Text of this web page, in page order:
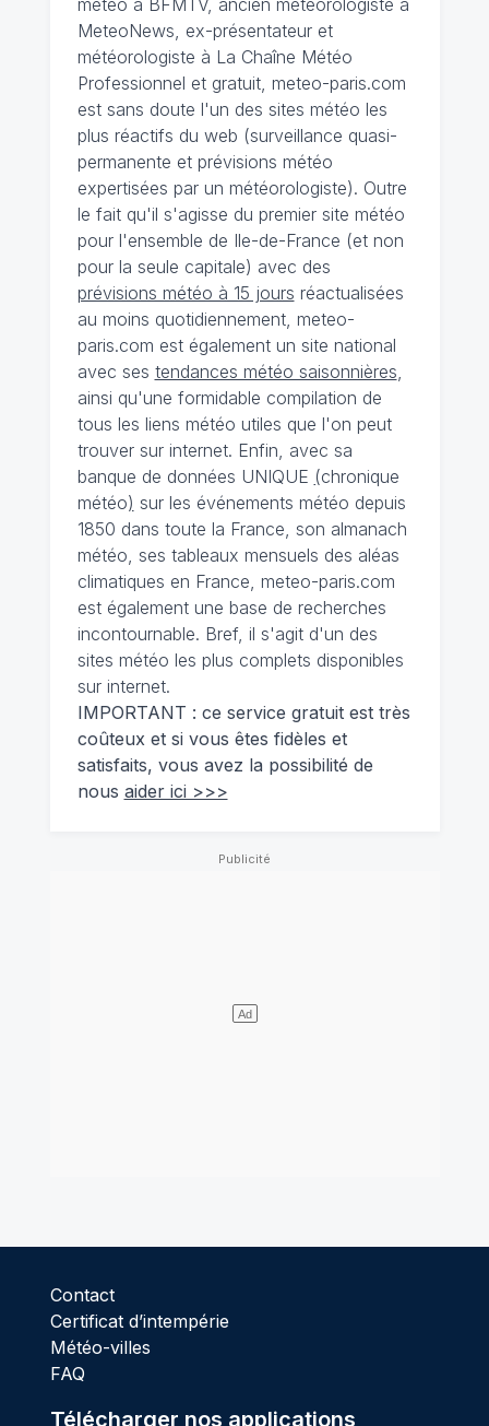
météo à BFMTV, ancien météorologiste à
MeteoNews, ex-présentateur et
météorologiste à La Chaîne Météo
Professionnel et gratuit, meteo-paris.com
est sans doute l'un des sites météo les
plus réactifs du web (surveillance quasi-
permanente et prévisions météo
expertisées par un météorologiste). Outre
le fait qu'il s'agisse du premier site météo
pour l'ensemble de Ile-de-France (et non
pour la seule capitale) avec des
prévisions météo à 15 jours réactualisées
au moins quotidiennement, meteo-
paris.com est également un site national
avec ses tendances météo saisonnières,
ainsi qu'une formidable compilation de
tous les liens météo utiles que l'on peut
trouver sur internet. Enfin, avec sa
banque de données UNIQUE (chronique
météo) sur les événements météo depuis
1850 dans toute la France, son almanach
météo, ses tableaux mensuels des aléas
climatiques en France, meteo-paris.com
est également une base de recherches
incontournable. Bref, il s'agit d'un des
sites météo les plus complets disponibles
sur internet.
IMPORTANT : ce service gratuit est très
coûteux et si vous êtes fidèles et
satisfaits, vous avez la possibilité de
nous aider ici >>>
Contact
Certificat d’intempérie
Météo-villes
FAQ
Télécharger nos applications